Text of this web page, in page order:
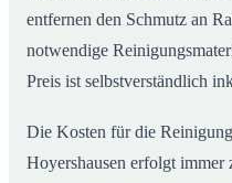
entfernen den Schmutz an
notwendige
Preis ist selbstverständlich
Die Kosten für die
Hoyershausen erfolgt immer